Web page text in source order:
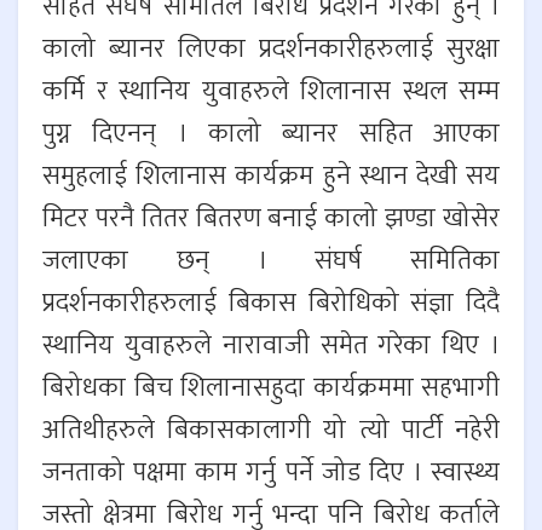
कालो ब्यानर लिएका प्रदर्शनकारीहरुलाई सुरक्षा
कर्मि र स्थानिय युवाहरुले शिलानास स्थल सम्म
पुग्न दिएनन् । कालो ब्यानर सहित आएका
समुहलाई शिलानास कार्यक्रम हुने स्थान देखी सय
मिटर परनै तितर बितरण बनाई कालो झण्डा खोसेर
जलाएका छन् । संघर्ष समितिका
प्रदर्शनकारीहरुलाई बिकास बिरोधिको संज्ञा दिदै
स्थानिय युवाहरुले नारावाजी समेत गरेका थिए ।
बिरोधका बिच शिलानासहुदा कार्यक्रममा सहभागी
अतिथीहरुले बिकासकालागी यो त्यो पार्टी नहेरी
जनताको पक्षमा काम गर्नु पर्ने जोड दिए । स्वास्थ्य
जस्तो क्षेत्रमा बिरोध गर्नु भन्दा पनि बिरोध कर्ताले